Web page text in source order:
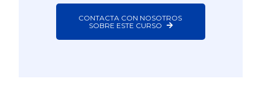
CONTACTA CON NOSOTROS
SOBRE ESTE CURSO